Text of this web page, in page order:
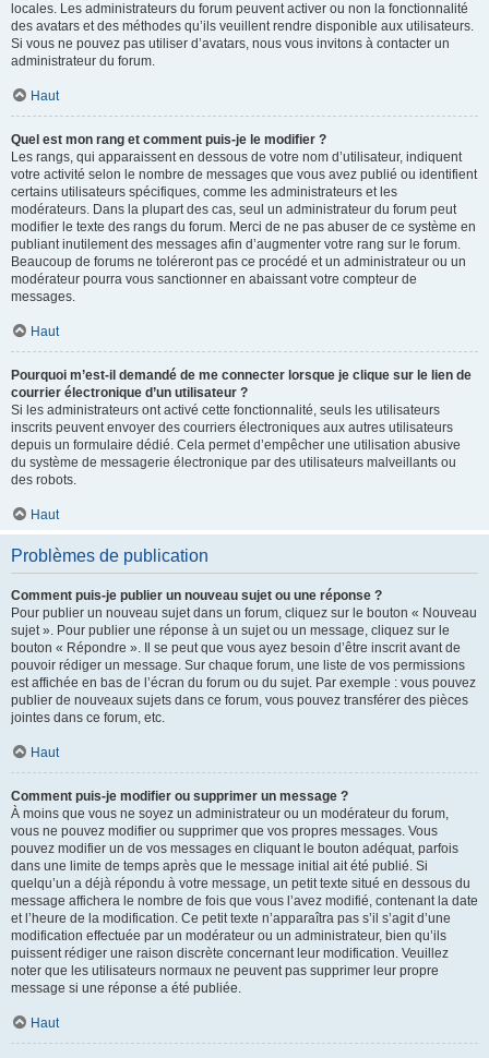
locales. Les administrateurs du forum peuvent activer ou non la fonctionnalité
des avatars et des méthodes qu’ils veuillent rendre disponible aux utilisateurs.
Si vous ne pouvez pas utiliser d’avatars, nous vous invitons à contacter un
administrateur du forum.
Haut
Quel est mon rang et comment puis-je le modifier ?
Les rangs, qui apparaissent en dessous de votre nom d’utilisateur, indiquent
votre activité selon le nombre de messages que vous avez publié ou identifient
certains utilisateurs spécifiques, comme les administrateurs et les
modérateurs. Dans la plupart des cas, seul un administrateur du forum peut
modifier le texte des rangs du forum. Merci de ne pas abuser de ce système en
publiant inutilement des messages afin d’augmenter votre rang sur le forum.
Beaucoup de forums ne toléreront pas ce procédé et un administrateur ou un
modérateur pourra vous sanctionner en abaissant votre compteur de
messages.
Haut
Pourquoi m’est-il demandé de me connecter lorsque je clique sur le lien de
courrier électronique d’un utilisateur ?
Si les administrateurs ont activé cette fonctionnalité, seuls les utilisateurs
inscrits peuvent envoyer des courriers électroniques aux autres utilisateurs
depuis un formulaire dédié. Cela permet d’empêcher une utilisation abusive
du système de messagerie électronique par des utilisateurs malveillants ou
des robots.
Haut
Problèmes de publication
Comment puis-je publier un nouveau sujet ou une réponse ?
Pour publier un nouveau sujet dans un forum, cliquez sur le bouton « Nouveau
sujet ». Pour publier une réponse à un sujet ou un message, cliquez sur le
bouton « Répondre ». Il se peut que vous ayez besoin d’être inscrit avant de
pouvoir rédiger un message. Sur chaque forum, une liste de vos permissions
est affichée en bas de l’écran du forum ou du sujet. Par exemple : vous pouvez
publier de nouveaux sujets dans ce forum, vous pouvez transférer des pièces
jointes dans ce forum, etc.
Haut
Comment puis-je modifier ou supprimer un message ?
À moins que vous ne soyez un administrateur ou un modérateur du forum,
vous ne pouvez modifier ou supprimer que vos propres messages. Vous
pouvez modifier un de vos messages en cliquant le bouton adéquat, parfois
dans une limite de temps après que le message initial ait été publié. Si
quelqu’un a déjà répondu à votre message, un petit texte situé en dessous du
message affichera le nombre de fois que vous l’avez modifié, contenant la date
et l’heure de la modification. Ce petit texte n’apparaîtra pas s’il s’agit d’une
modification effectuée par un modérateur ou un administrateur, bien qu’ils
puissent rédiger une raison discrète concernant leur modification. Veuillez
noter que les utilisateurs normaux ne peuvent pas supprimer leur propre
message si une réponse a été publiée.
Haut